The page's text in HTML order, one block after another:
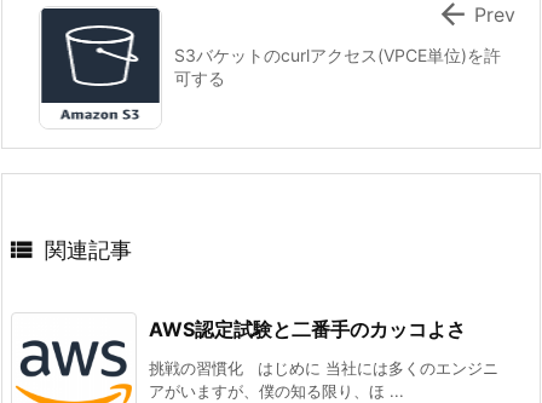
S3バケットのcurlアクセス(VPCE単位)を許
可する
 Prev
 関連記事
AWS認定試験と二番手のカッコよさ
挑戦の習慣化 はじめに 当社には多くのエンジニ
アがいますが、僕の知る限り、ほ ...